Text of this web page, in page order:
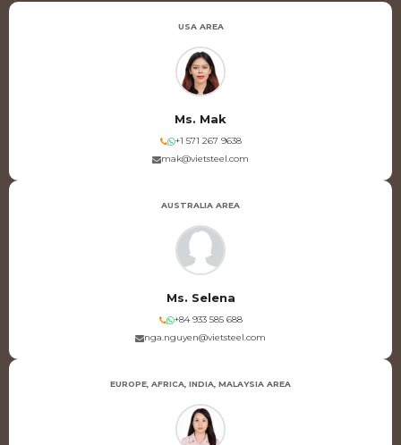
USA AREA
Ms. Mak
+1 571 267 9638
mak@vietsteel.com
AUSTRALIA AREA
Ms. Selena
+84 933 585 688
nga.nguyen@vietsteel.com
EUROPE, AFRICA, INDIA, MALAYSIA AREA